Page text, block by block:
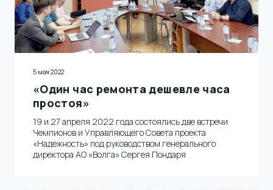
5 мая 2022
«Один час ремонта дешевле часа
простоя»
19 и 27 апреля 2022 года состоялись две встречи
Чемпионов и Управляющего Совета проекта
«Надежность» под руководством генерального
директора АО «Волга» Сергея Пондаря